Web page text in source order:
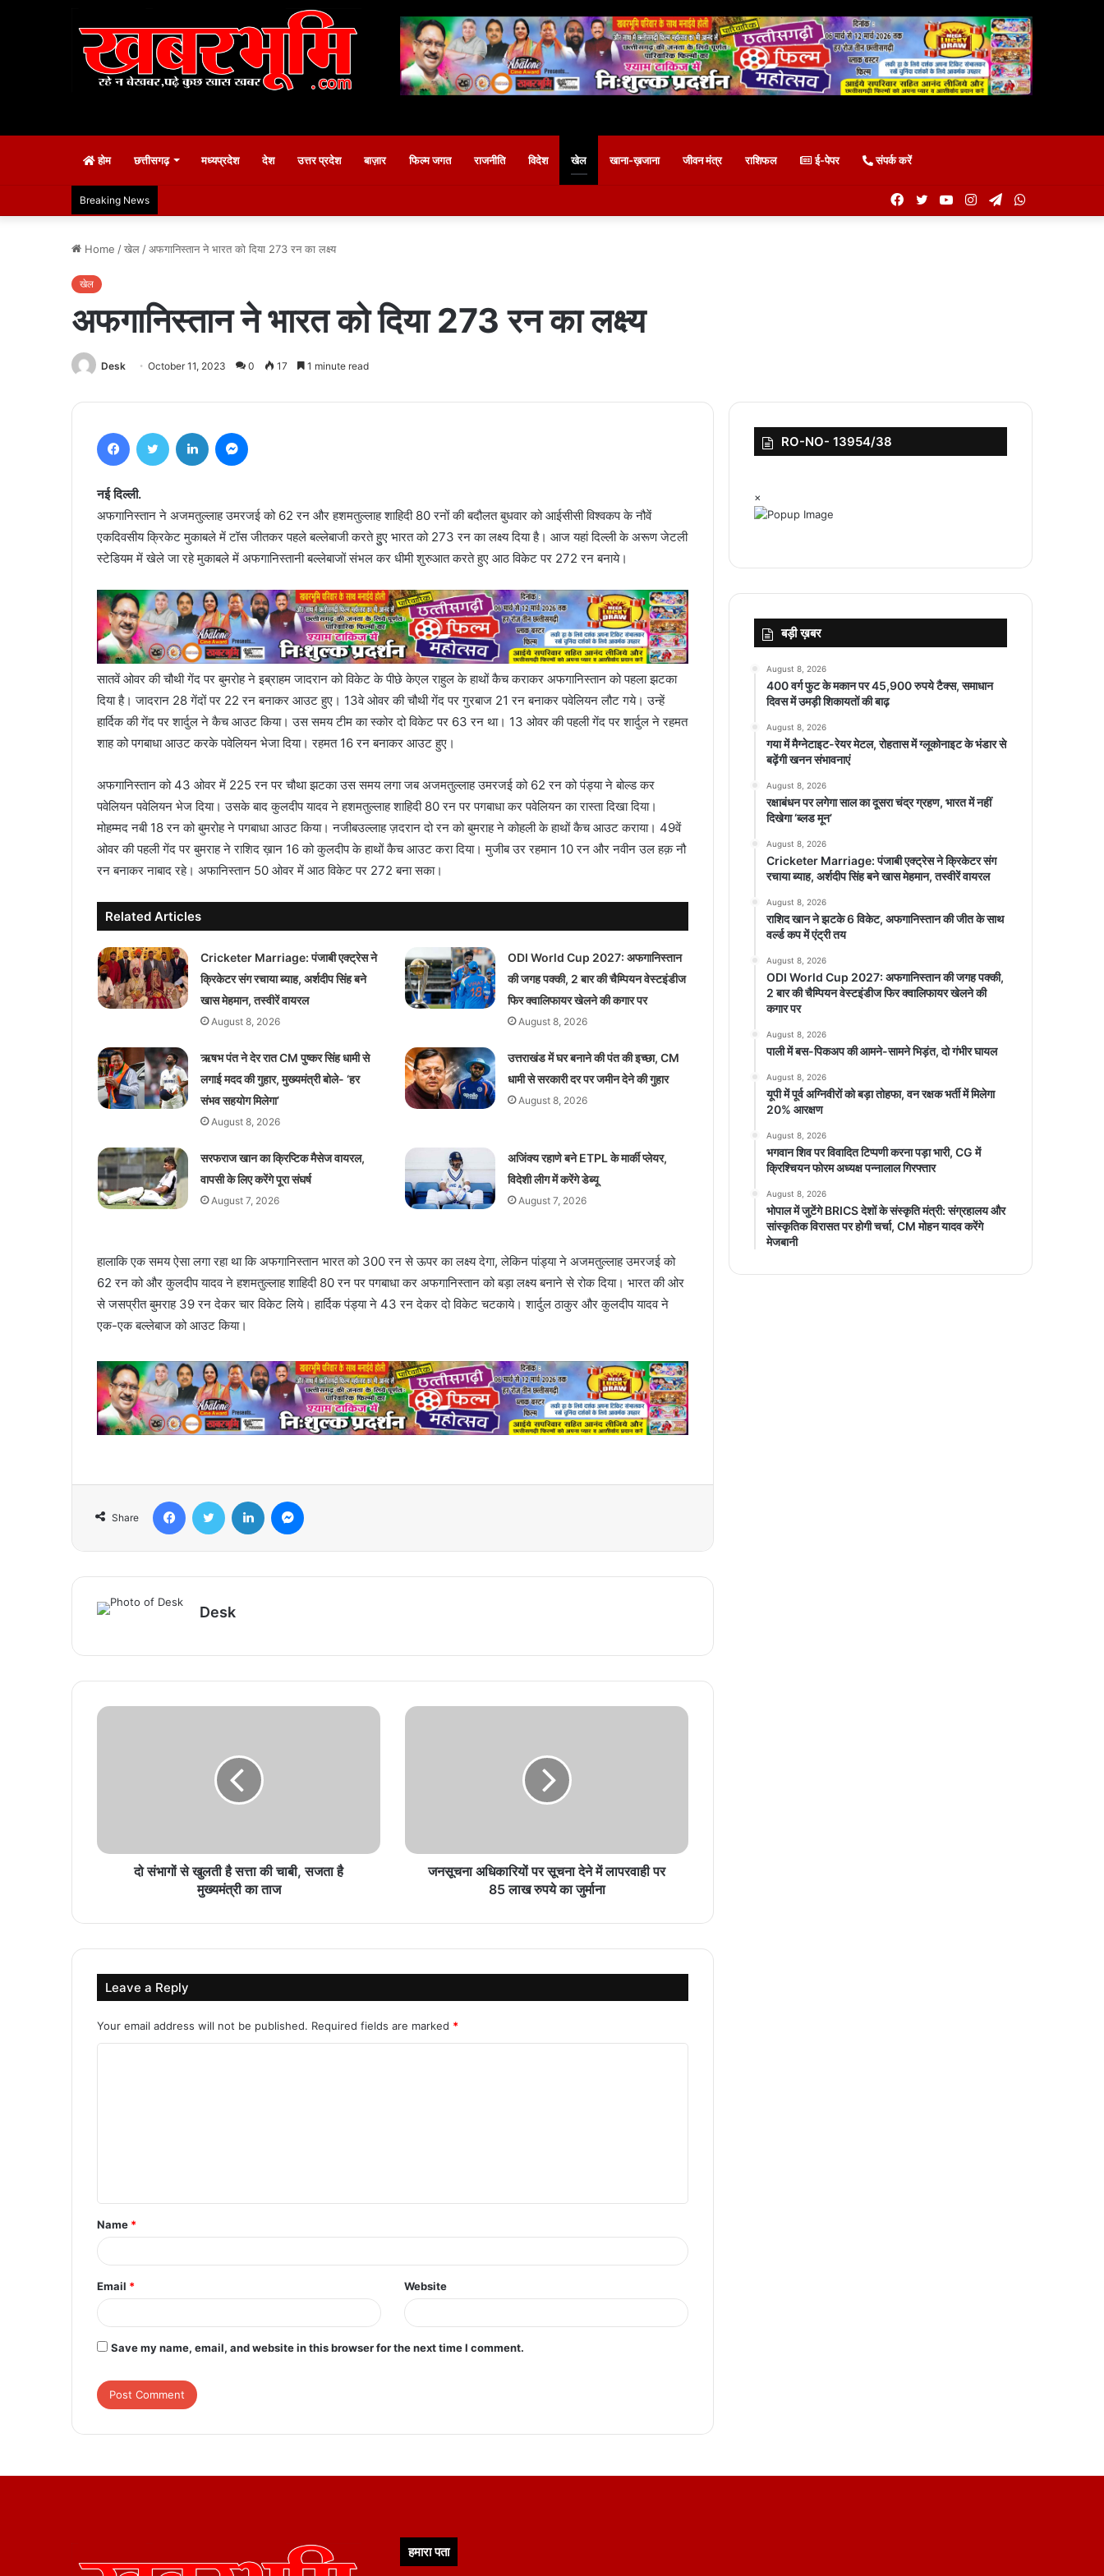
होम छत्तीसगढ़ मध्यप्रदेश देश उत्तर प्रदेश बाज़ार फिल्म जगत राजनीति विदेश खेल खाना-ख़जाना जीवन मंत्र राशिफल ई-पेपर संपर्क करें
Breaking News Telegram
Instagram
YouTube
Twitter
Facebook
Home /खेल /अफगानिस्तान ने भारत को दिया 273 रन का लक्ष्य
खेल
अफगानिस्तान ने भारत को दिया 273 रन का लक्ष्य
Desk October 11, 2023 0 17 1 minute read
नई दिल्ली.
अफगानिस्तान ने अजमतुल्लाह उमरजई को 62 रन और हशमतुल्लाह शाहिदी 80 रनों की बदौलत बुधवार को आईसीसी विश्वकप के नौवें
एकदिवसीय क्रिकेट मुकाबले में टॉस जीतकर पहले बल्लेबाजी करते हुुए भारत को 273 रन का लक्ष्य दिया है। आज यहां दिल्ली के अरूण जेटली
स्टेडियम में खेले जा रहे मुकाबले में अफगानिस्तानी बल्लेबाजों संभल कर धीमी शुरुआत करते हुए आठ विकेट पर 272 रन बनाये।
सातवें ओवर की चौथी गेंद पर बुमरोह ने इब्राहम जादरान को विकेट के पीछे केएल राहुल के हाथों कैच कराकर अफगानिस्तान को पहला झटका
दिया है। जादरान 28 गेंदों पर 22 रन बनाकर आउट हुए। 13वे ओवर की चौथी गेंद पर गुरबाज 21 रन बनाकर पवेलियन लौट गये। उन्हें
हार्दिक की गेंद पर शार्दुल ने कैच आउट किया। उस समय टीम का स्कोर दो विकेट पर 63 रन था। 13 ओवर की पहली गेंद पर शार्दुल ने रहमत
शाह को पगबाधा आउट करके पवेलियन भेजा दिया। रहमत 16 रन बनाकर आउट हुए।
अफगानिस्तान को 43 ओवर में 225 रन पर चौथा झटका उस समय लगा जब अजमतुल्लाह उमरजई को 62 रन को पंड्या ने बोल्ड कर
पवेलियन पवेलियन भेज दिया। उसके बाद कुलदीप यादव ने हशमतुल्लाह शाहिदी 80 रन पर पगबाधा कर पवेलियन का रास्ता दिखा दिया।
मोहम्मद नबी 18 रन को बुमरोह ने पगबाधा आउट किया। नजीबउल्लाह ज़दरान दो रन को बुमराह ने कोहली के हाथों कैच आउट कराया। 49वें
ओवर की पहली गेंद पर बुमराह ने राशिद ख़ान 16 को कुलदीप के हाथों कैच आउट करा दिया। मुजीब उर रहमान 10 रन और नवीन उल हक़ नौ
रन बनाकर नाबाद रहे। अफानिस्तान 50 ओवर में आठ विकेट पर 272 बना सका।
Related Articles
Cricketer Marriage: पंजाबी एक्ट्रेस ने
क्रिकेटर संग रचाया ब्याह, अर्शदीप सिंह बने
खास मेहमान, तस्वीरें वायरल
August 8, 2026
ODI World Cup 2027: अफगानिस्तान
की जगह पक्की, 2 बार की चैम्पियन वेस्टइंडीज
फिर क्वालिफायर खेलने की कगार पर
August 8, 2026
ऋषभ पंत ने देर रात CM पुष्कर सिंह धामी से
लगाई मदद की गुहार, मुख्यमंत्री बोले- ‘हर
संभव सहयोग मिलेगा’
August 8, 2026
उत्तराखंड में घर बनाने की पंत की इच्छा, CM
धामी से सरकारी दर पर जमीन देने की गुहार
August 8, 2026
सरफराज खान का क्रिप्टिक मैसेज वायरल,
वापसी के लिए करेंगे पूरा संघर्ष
August 7, 2026
अजिंक्य रहाणे बने ETPL के मार्की प्लेयर,
विदेशी लीग में करेंगे डेब्यू
August 7, 2026
हालाकि एक समय ऐसा लगा रहा था कि अफगानिस्तान भारत को 300 रन से ऊपर का लक्ष्य देगा, लेकिन पांड्या ने अजमतुल्लाह उमरजई को
62 रन को और कुलदीप यादव ने हशमतुल्लाह शाहिदी 80 रन पर पगबाधा कर अफगानिस्तान को बड़ा लक्ष्य बनाने से रोक दिया। भारत की ओर
से जसप्रीत बुमराह 39 रन देकर चार विकेट लिये। हार्दिक पंड्या ने 43 रन देकर दो विकेट चटकाये। शार्दुल ठाकुर और कुलदीप यादव ने
एक-एक बल्लेबाज को आउट किया।
Share
Desk
दो संभागों से खुलती है सत्ता की चाबी, सजता है
मुख्यमंत्री का ताज
जनसूचना अधिकारियों पर सूचना देने में लापरवाही पर
85 लाख रुपये का जुर्माना
Leave a Reply
Your email address will not be published. Required fields are marked *
t
*
Name *
Email * Website
Save my name, email, and website in this browser for the next time I comment.
RO-NO- 13954/38
×
बड़ी ख़बर
August 8, 2026
400 वर्ग फुट के मकान पर 45,900 रुपये टैक्स, समाधान
दिवस में उमड़ी शिकायतों की बाढ़
August 8, 2026
गया में मैग्नेटाइट-रेयर मेटल, रोहतास में ग्लूकोनाइट के भंडार से
बढ़ेंगी खनन संभावनाएं
August 8, 2026
रक्षाबंधन पर लगेगा साल का दूसरा चंद्र ग्रहण, भारत में नहीं
दिखेगा ‘ब्लड मून’
August 8, 2026
Cricketer Marriage: पंजाबी एक्ट्रेस ने क्रिकेटर संग
रचाया ब्याह, अर्शदीप सिंह बने खास मेहमान, तस्वीरें वायरल
August 8, 2026
राशिद खान ने झटके 6 विकेट, अफगानिस्तान की जीत के साथ
वर्ल्ड कप में एंट्री तय
August 8, 2026
ODI World Cup 2027: अफगानिस्तान की जगह पक्की,
2 बार की चैम्पियन वेस्टइंडीज फिर क्वालिफायर खेलने की
कगार पर
August 8, 2026
पाली में बस-पिकअप की आमने-सामने भिड़ंत, दो गंभीर घायल
August 8, 2026
यूपी में पूर्व अग्निवीरों को बड़ा तोहफा, वन रक्षक भर्ती में मिलेगा
20% आरक्षण
August 8, 2026
भगवान शिव पर विवादित टिप्पणी करना पड़ा भारी, CG में
क्रिश्चियन फोरम अध्यक्ष पन्नालाल गिरफ्तार
August 8, 2026
भोपाल में जुटेंगे BRICS देशों के संस्कृति मंत्री: संग्रहालय और
सांस्कृतिक विरासत पर होगी चर्चा, CM मोहन यादव करेंगे
मेजबानी
हमारा पता